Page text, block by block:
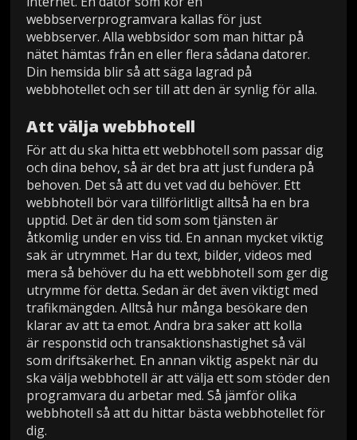
webbserverprogramvara kallas för just
webbserver. Alla webbsidor som man hittar på
nätet hämtas från en eller flera sådana datorer.
Din hemsida blir så att säga lagrad på
webbhotellet och ser till att den är synlig för alla.
Att välja webbhotell
För att du ska hitta ett webbhotell som passar dig
och dina behov, så är det bra att just fundera på
behoven. Det så att du vet vad du behöver. Ett
webbhotell bör vara tillförlitligt alltså ha en bra
upptid. Det är den tid som som tjänsten är
åtkomlig under en viss tid. En annan mycket viktig
sak är utrymmet. Har du text, bilder, videos med
mera så behöver du ha ett webbhotell som ger dig
utrymme för detta. Sedan är det även viktigt med
trafikmängden. Alltså hur många besökare den
klarar av att ta emot. Andra bra saker att kolla
är responstid och transaktionshastighet så väl
som driftsäkerhet. En annan viktig aspekt när du
ska välja webbhotell är att välja ett som stöder den
programvara du arbetar med. Så jämför olika
webbhotell så att du hittar bästa webbhotellet för
dig.